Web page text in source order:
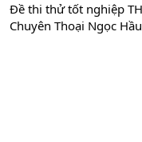
n
d
Đề thi thử tốt nghiệp
Chuyên Thoại Ngọc